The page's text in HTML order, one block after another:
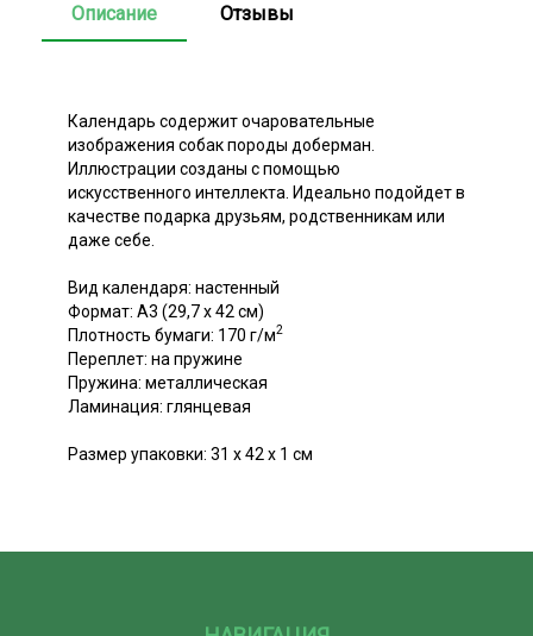
Описание Отзывы
Календарь содержит очаровательные
изображения собак породы доберман.
Иллюстрации созданы с помощью
искусственного интеллекта. Идеально подойдет в
качестве подарка друзьям, родственникам или
даже себе.
Вид календаря: настенный
Формат: А3 (29,7 x 42 см)
Плотность бумаги: 170 г/м2
Переплет: на пружине
Пружина: металлическая
Ламинация: глянцевая
Размер упаковки: 31 x 42 x 1 см